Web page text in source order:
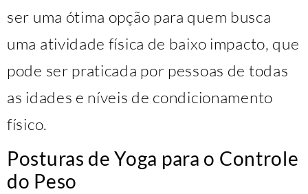
ser uma ótima opção para quem busca
uma atividade física de baixo impacto, que
pode ser praticada por pessoas de todas
as idades e níveis de condicionamento
físico.
Posturas de Yoga para o Controle
do Peso